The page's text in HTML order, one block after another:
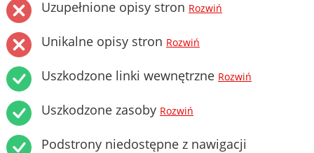
Uzupełnione opisy stron Rozwiń
Unikalne opisy stron Rozwiń
Uszkodzone linki wewnętrzne Rozwiń
Uszkodzone zasoby Rozwiń
Podstrony niedostępne z nawigacji